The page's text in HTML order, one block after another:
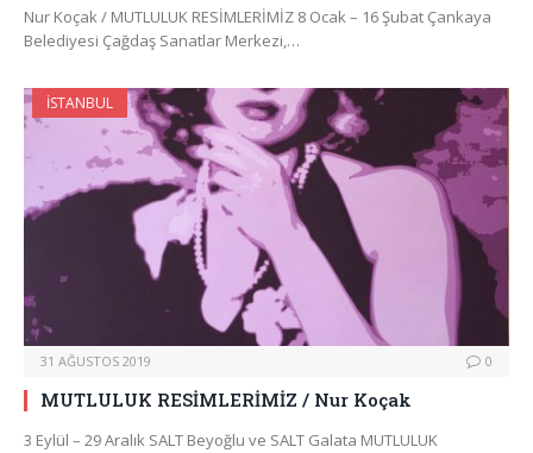
Nur Koçak / MUTLULUK RESİMLERİMİZ 8 Ocak – 16 Şubat Çankaya
Belediyesi Çağdaş Sanatlar Merkezi,…
İSTANBUL
31 AĞUSTOS 2019 0
MUTLULUK RESİMLERİMİZ / Nur Koçak
3 Eylül – 29 Aralık SALT Beyoğlu ve SALT Galata MUTLULUK